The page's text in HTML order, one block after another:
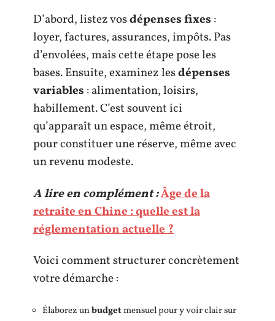
D’abord, listez vosdépenses fixes :
loyer, factures, assurances, impôts. Pas
d’envolées, mais cette étape pose les
bases. Ensuite, examinez lesdépenses
variables : alimentation, loisirs,
habillement. C’est souvent ici
qu’apparaît un espace, même étroit,
pour constituer une réserve, même avec
un revenu modeste.
A lire en complément :Âge de la
retraite en Chine : quelle est la
réglementation actuelle ?
Voici comment structurer concrètement
votre démarche :
Élaborez unbudgetmensuel pour y voir clair sur